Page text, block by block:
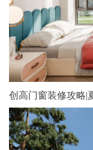
创高门窗装修攻略|